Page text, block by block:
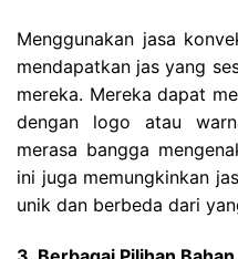
Menggunakan jasa
mendapatkan jas yang
mereka. Mereka dapat
dengan logo atau
merasa bangga
ini juga memungkinkan
unik dan berbeda dari